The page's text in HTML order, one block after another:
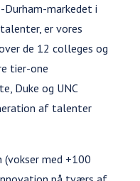
markedet i
er vores
de 12 colleges og
tier-one
Duke og UNC
af talenter
med +100